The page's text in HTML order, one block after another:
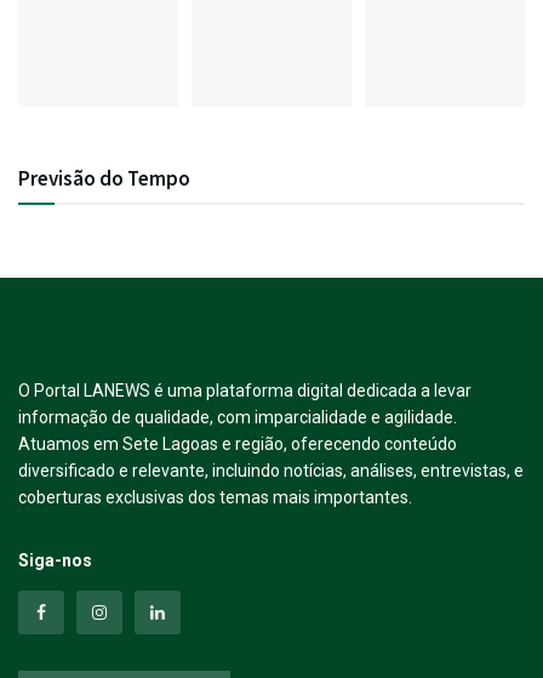
Previsão do Tempo
O Portal LANEWS é uma plataforma digital dedicada a levar
informação de qualidade, com imparcialidade e agilidade.
Atuamos em Sete Lagoas e região, oferecendo conteúdo
diversificado e relevante, incluindo notícias, análises, entrevistas, e
coberturas exclusivas dos temas mais importantes.
Siga-nos